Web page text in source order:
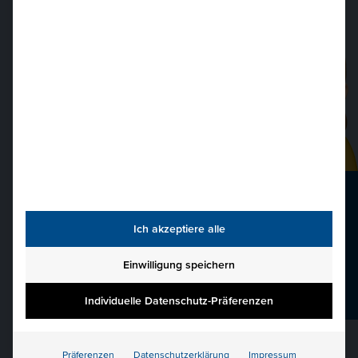
hkbis@hkbis.de
Beratungsgespräch
Ich akzeptiere alle
Einwilligung speichern
Individuelle Datenschutz-Präferenzen
Präferenzen Datenschutzerklärung Impressum